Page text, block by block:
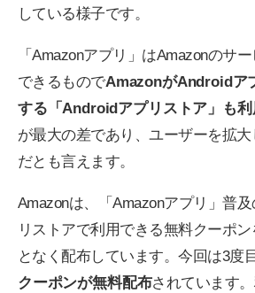
している様子です。
「Amazonアプリ」はAmazonのサ
できるものでAmazonがAndroidア
する「Androidアプリストア」も利
が最大の差であり、ユーザーを拡
だとも言えます。
Amazonは、「Amazonアプリ」普
リストアで利用できる無料クーポ
となく配布しています。今回は3度
クーポンが無料配布されています。